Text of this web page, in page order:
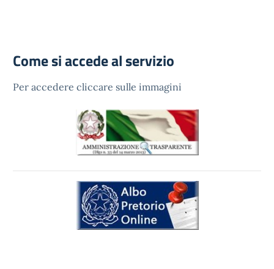
Come si accede al servizio
Per accedere cliccare sulle immagini